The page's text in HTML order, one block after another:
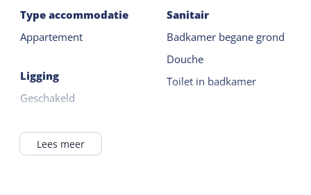
Type accommodatie
Appartement
Ligging
Geschakeld
Buiten het dorp
Sanitair
Badkamer begane grond
Douche
Toilet in badkamer
Lees meer